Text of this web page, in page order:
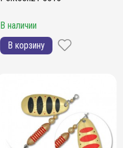
В наличии
В корзину